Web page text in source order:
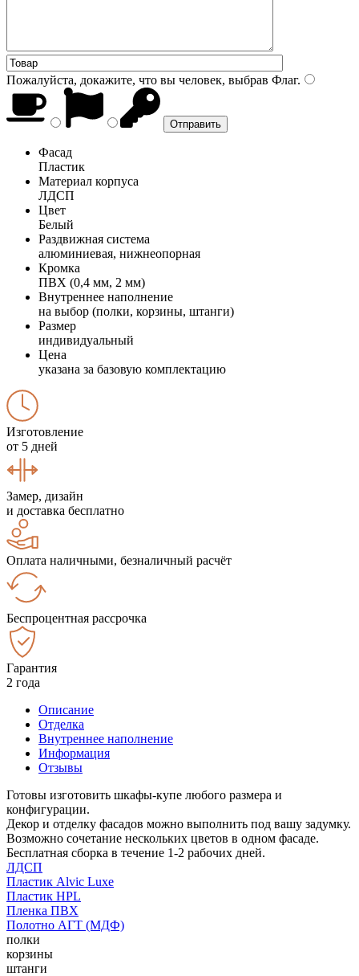
Пожалуйста, докажите, что вы человек, выбрав Флаг.
Фасад
Пластик
Материал корпуса
ЛДСП
Цвет
Белый
Раздвижная система
алюминиевая, нижнеопорная
Кромка
ПВХ (0,4 мм, 2 мм)
Внутреннее наполнение
на выбор (полки, корзины, штанги)
Размер
индивидуальный
Цена
указана за базовую комплектацию
Изготовление
от 5 дней
Замер, дизайн
и доставка бесплатно
Оплата наличными, безналичный расчёт
Беспроцентная рассрочка
Гарантия
2 года
Описание
Отделка
Внутреннее наполнение
Информация
Отзывы
Готовы изготовить шкафы-купе любого размера и
конфигурации.
Декор и отделку фасадов можно выполнить под вашу задумку.
Возможно сочетание нескольких цветов в одном фасаде.
Бесплатная сборка в течение 1-2 рабочих дней.
ЛДСП
Пластик Alvic Luxe
Пластик HPL
Пленка ПВХ
Полотно АГТ (МДФ)
полки
корзины
штанги